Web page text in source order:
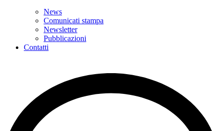
News
Comunicati stampa
Newsletter
Pubblicazioni
Contatti